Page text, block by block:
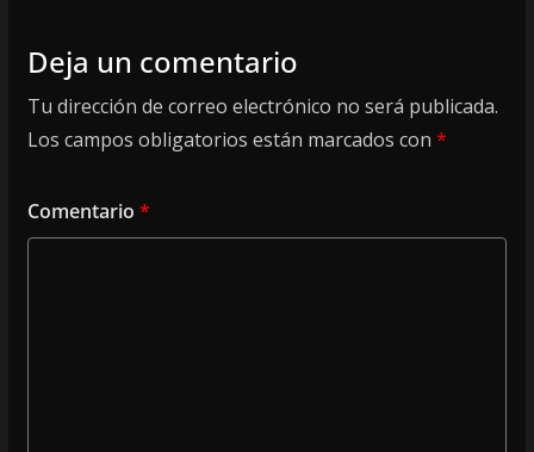
Deja un comentario
Tu dirección de correo electrónico no será publicada.
Los campos obligatorios están marcados con *
Comentario *